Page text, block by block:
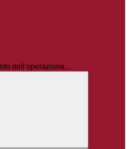
dell'operazione...